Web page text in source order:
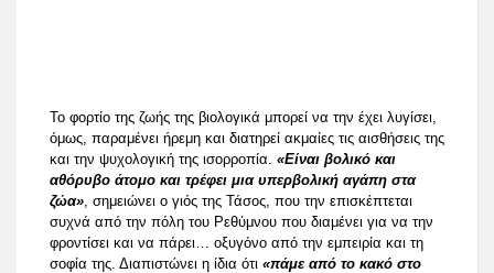
Το φορτίο της ζωής της βιολογικά μπορεί να την έχει λυγίσει,
όμως, παραμένει ήρεμη και διατηρεί ακμαίες τις αισθήσεις της
και την ψυχολογική της ισορροπία. «Είναι βολικό και
αθόρυβο άτομο και τρέφει μια υπερβολική αγάπη στα
ζώα» , σημειώνει ο γιός της Τάσος, που την επισκέπτεται
συχνά από την πόλη του Ρεθύμνου που διαμένει για να την
φροντίσει και να πάρει… οξυγόνο από την εμπειρία και τη
σοφία της. Διαπιστώνει η ίδια ότι «πάμε από το κακό στο